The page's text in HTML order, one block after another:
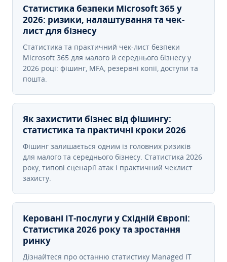
Статистика безпеки Microsoft 365 у
2026: ризики, налаштування та чек-
лист для бізнесу
Статистика та практичний чек-лист безпеки
Microsoft 365 для малого й середнього бізнесу у
2026 році: фішинг, MFA, резервні копії, доступи та
пошта.
Як захистити бізнес від фішингу:
статистика та практичні кроки 2026
Фішинг залишається одним із головних ризиків
для малого та середнього бізнесу. Статистика 2026
року, типові сценарії атак і практичний чеклист
захисту.
Керовані ІТ-послуги у Східній Європі:
Статистика 2026 року та зростання
ринку
Дізнайтеся про останню статистику Managed IT